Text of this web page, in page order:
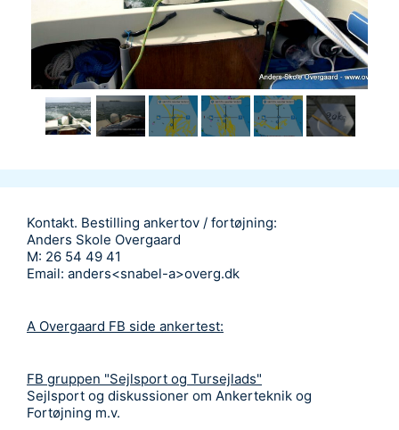
Kontakt. Bestilling ankertov / fortøjning:
Anders Skole Overgaard
M: 26 54 49 41
Email: anders<snabel-a>overg.dk
A Overgaard FB side ankertest:
FB gruppen "Sejlsport og Tursejlads"
Sejlsport og diskussioner om Ankerteknik og
Fortøjning m.v.